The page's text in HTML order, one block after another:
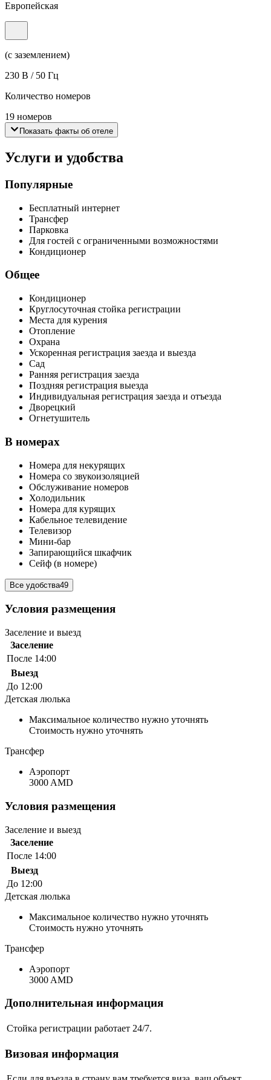
Европейская
(с заземлением)
230 В / 50 Гц
Количество номеров
19 номеров
Показать факты об отеле
Услуги и удобства
Популярные
Бесплатный интернет
Трансфер
Парковка
Для гостей с ограниченными возможностями
Кондиционер
Общее
Кондиционер
Круглосуточная стойка регистрации
Места для курения
Отопление
Охрана
Ускоренная регистрация заезда и выезда
Сад
Ранняя регистрация заезда
Поздняя регистрация выезда
Индивидуальная регистрация заезда и отъезда
Дворецкий
Огнетушитель
В номерах
Номера для некурящих
Номера со звукоизоляцией
Обслуживание номеров
Холодильник
Номера для курящих
Кабельное телевидение
Телевизор
Мини-бар
Запирающийся шкафчик
Сейф (в номере)
Все удобства49
Условия размещения
Заселение и выезд
Заселение
После 14:00
Выезд
До 12:00
Детская люлька
Максимальное количество нужно уточнять
Стоимость нужно уточнять
Трансфер
Аэропорт
3000 AMD
Условия размещения
Заселение и выезд
Заселение
После 14:00
Выезд
До 12:00
Детская люлька
Максимальное количество нужно уточнять
Стоимость нужно уточнять
Трансфер
Аэропорт
3000 AMD
Дополнительная информация
Стойка регистрации работает 24/7.
Визовая информация